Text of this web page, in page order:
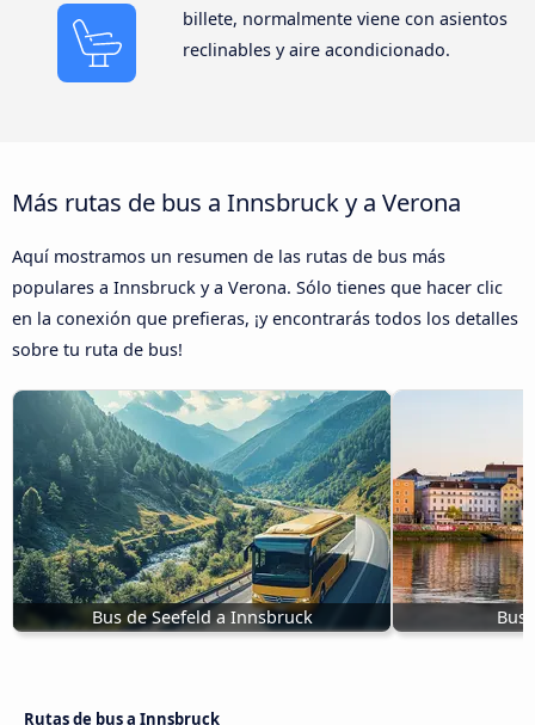
billete, normalmente viene con asientos
reclinables y aire acondicionado.
Más rutas de bus a Innsbruck y a Verona
Aquí mostramos un resumen de las rutas de bus más
populares a Innsbruck y a Verona. Sólo tienes que hacer clic
en la conexión que prefieras, ¡y encontrarás todos los detalles
sobre tu ruta de bus!
Bus de Seefeld a Innsbruck Bus
Rutas de bus a Innsbruck